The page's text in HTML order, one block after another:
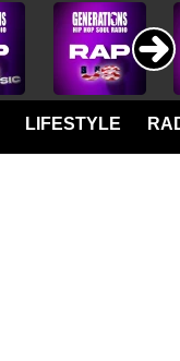
LIFESTYLE